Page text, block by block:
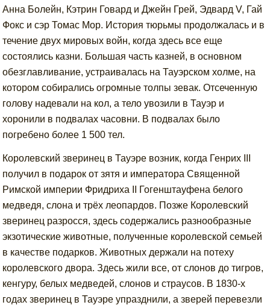
Анна Болейн, Кэтрин Говард и Джейн Грей, Эдвард V, Гай
Фокс и сэр Томас Мор. История тюрьмы продолжалась и в
течение двух мировых войн, когда здесь все еще
состоялись казни. Большая часть казней, в основном
обезглавливание, устраивалась на Тауэрском холме, на
котором собирались огромные толпы зевак. Отсеченную
голову надевали на кол, а тело увозили в Тауэр и
хоронили в подвалах часовни. В подвалах было
погребено более 1 500 тел.
Королевский зверинец в Тауэре возник, когда Генрих III
получил в подарок от зятя и императора Священной
Римской империи Фридриха II Гогенштауфена белого
медведя, слона и трёх леопардов. Позже Королевский
зверинец разросся, здесь содержались разнообразные
экзотические животные, полученные королевской семьей
в качестве подарков. Животных держали на потеху
королевского двора. Здесь жили все, от слонов до тигров,
кенгуру, белых медведей, слонов и страусов. В 1830-х
годах зверинец в Тауэре упразднили, а зверей перевезли